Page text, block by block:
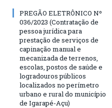
PREGÃO ELETRÔNICO Nº
036/2023 (Contratação de
pessoa jurídica para
prestação de serviços de
capinação manual e
mecanizada de terrenos,
escolas, postos de saúde e
logradouros públicos
localizados no perímetro
urbano e rural do município
de Igarapé-Açu)